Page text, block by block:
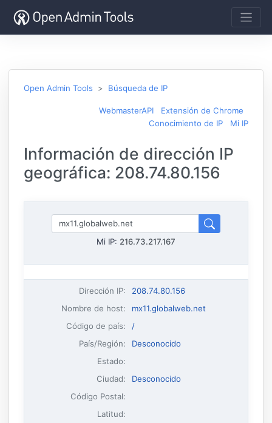
Open Admin Tools Búsqueda de IP
WebmasterAPI
Extensión de Chrome
Conocimiento de IP
Mi IP
Información de dirección IP
geográfica: 208.74.80.156
Mi IP: 216.73.217.167
Dirección IP:
208.74.80.156
Nombre de host:
mx11.globalweb.net
Código de país:
/
País/Región:
Desconocido
Estado:
Ciudad:
Desconocido
Código Postal:
Latitud: